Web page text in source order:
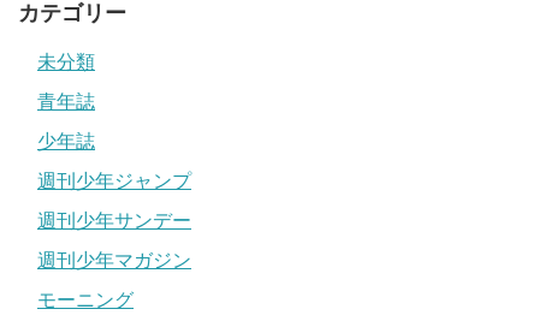
カテゴリー
未分類
青年誌
少年誌
週刊少年ジャンプ
週刊少年サンデー
週刊少年マガジン
モーニング